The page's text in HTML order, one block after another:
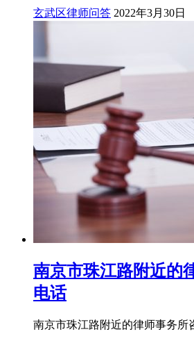
玄武区律师问答 2022年3月30日
南京市珠江路附近的
电话
南京市珠江路附近的律师事务所